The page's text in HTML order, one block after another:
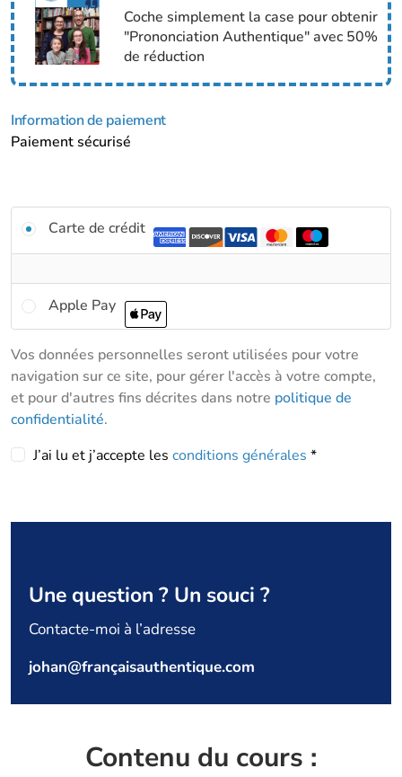
Contenu du cours :
Coche simplement la case pour obtenir
"Prononciation Authentique" avec 50%
de réduction
Information de paiement
Paiement sécurisé
Carte de crédit
Apple Pay
Vos données personnelles seront utilisées pour votre
navigation sur ce site, pour gérer l'accès à votre compte,
et pour d'autres fins décrites dans notre politique de
confidentialité.
J’ai lu et j’accepte les conditions générales *
Se
Identifiant ou e-mail*
Une question ? Un souci ?
Contacte-moi à l’adresse
johan@françaisauthentique.com